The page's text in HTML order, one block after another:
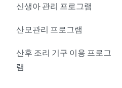
신생아 관리 프로그램
산모관리 프로그램
산후 조리 기구 이용 프로그
램